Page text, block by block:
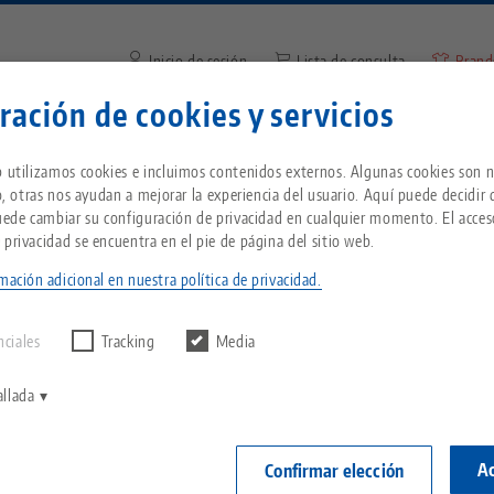
de cookies y servicios
utilizamos cookies e incluimos contenidos externos. Algunas cookies son
nos ayudan a mejorar la experiencia del usuario. Aquí puede decidir
cambiar su configuración de privacidad en cualquier momento. El
se encuentra en el pie de página del sitio web.
adicional en nuestra política de privacidad.
Tracking Media
Confirmar elección
página de EE.UU. para ver el contenido
país.
usa.com
Todo de una sola fuente
punto cero
Breadcrumb
Empresa
Acerca de LANG
Innovaciones
Servicio
Descargas
Solicitud de catálogo
Noticias
Blog
Eventos
Inicio de sesión Lista de consulta
Introduzca el término de
Quijada superior
ancho